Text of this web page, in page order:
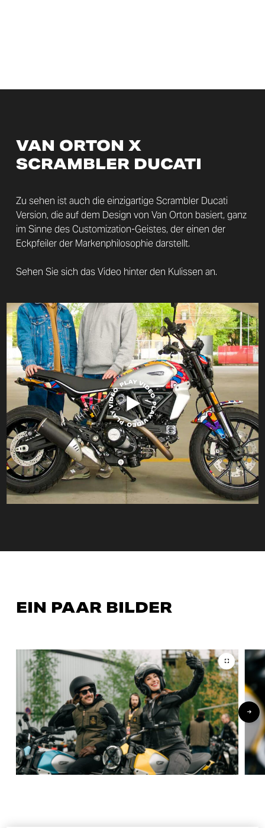
VAN ORTON X
SCRAMBLER DUCATI
Zu sehen ist auch die einzigartige Scrambler Ducati
Version, die auf dem Design von Van Orton basiert, ganz
im Sinne des Customization-Geistes, der einen der
Eckpfeiler der Markenphilosophie darstellt.
Sehen Sie sich das Video hinter den Kulissen an.
EIN PAAR BILDER